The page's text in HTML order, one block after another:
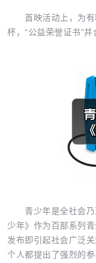
首映活动上，为有
杯，“公益荣誉证书”并
青少年是全社会乃
少年》作为百部系列
发布即引起社会广泛
个人都提出了强烈的